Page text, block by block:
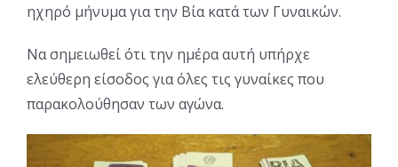
ηχηρό μήνυμα για την Βία κατά των Γυναικών.
Να σημειωθεί ότι την ημέρα αυτή υπήρχε
ελεύθερη είσοδος για όλες τις γυναίκες που
παρακολούθησαν των αγώνα.